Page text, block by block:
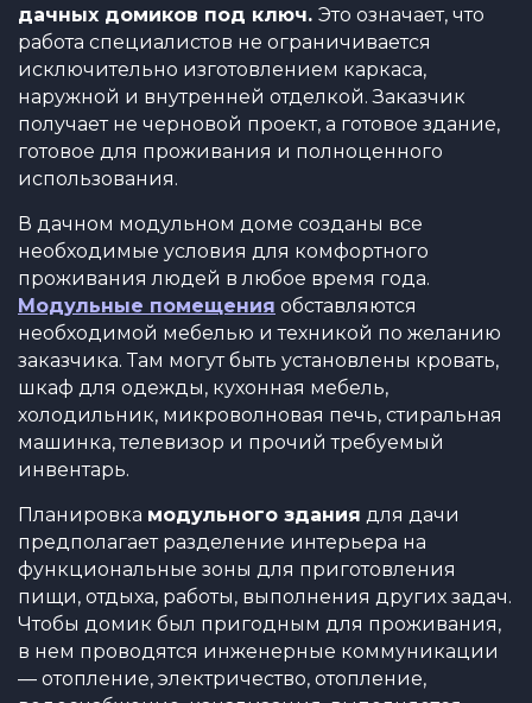
дачных домиков под ключ. Это означает, что
работа специалистов не ограничивается
исключительно изготовлением каркаса,
наружной и внутренней отделкой. Заказчик
получает не черновой проект, а готовое здание,
готовое для проживания и полноценного
использования.
В дачном модульном доме созданы все
необходимые условия для комфортного
проживания людей в любое время года.
Модульные помещения обставляются
необходимой мебелью и техникой по желанию
заказчика. Там могут быть установлены кровать,
шкаф для одежды, кухонная мебель,
холодильник, микроволновая печь, стиральная
машинка, телевизор и прочий требуемый
инвентарь.
Планировка модульного здания для дачи
предполагает разделение интерьера на
функциональные зоны для приготовления
пищи, отдыха, работы, выполнения других задач.
Чтобы домик был пригодным для проживания,
в нем проводятся инженерные коммуникации
— отопление, электричество, отопление,